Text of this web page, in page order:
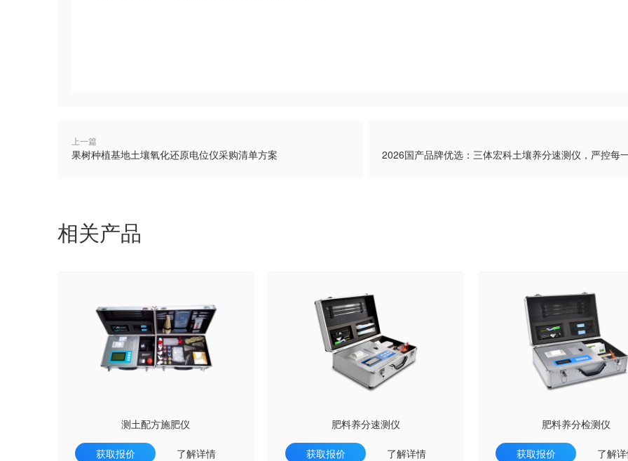
上一篇
果树种植基地土壤氧化还原电位仪采购清单方案
相关产品
测土配方施肥仪
获取报价 了解详情
肥料养分速测仪
获取报价 了解详情
肥料养分检测仪
获取报价 了解